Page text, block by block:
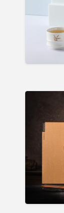
康
惠
學
您